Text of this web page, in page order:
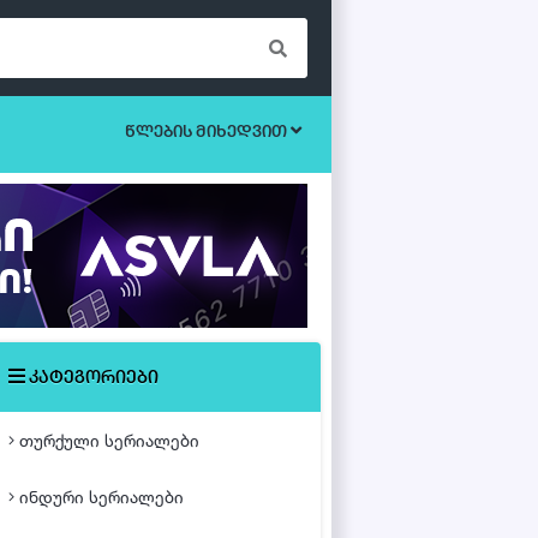
ბოევიკი
ეროტიული
ისტორიული
მძაფრ-სიუჟეტიანი
უკრაინული სერიალები
წლების მიხედვით
კატეგორიები
თურქული სერიალები
ინდური სერიალები